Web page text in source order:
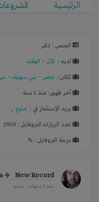
الرئيسية
الجنس : ذكر
لديـه : المال - الوقت
المكان : مصر - بنى سويف -
آخر ظهور: منذ 1 سنة
يريد الإستثمار في : منوع ,
عدد الزيارات للبروفايل : 2950
درجة البروفايل : %
New Record
منذ 5 سنوات - ترجم